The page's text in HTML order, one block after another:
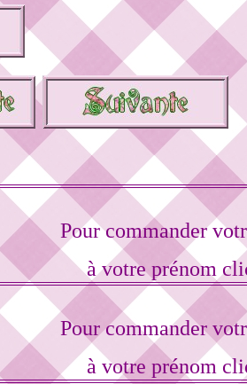
Pour commander
à votre prénom
Pour commander
à votre prénom